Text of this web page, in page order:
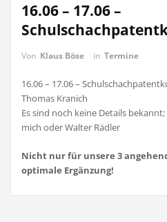
16.06 – 17.06 –
Von Klaus Böse in Termine
16.06 – 17.06 –
Thomas Kranich
Es sind noch keine Details
mich oder Walter Rädler
Nicht nur für unsere 3
optimale Ergänzung!